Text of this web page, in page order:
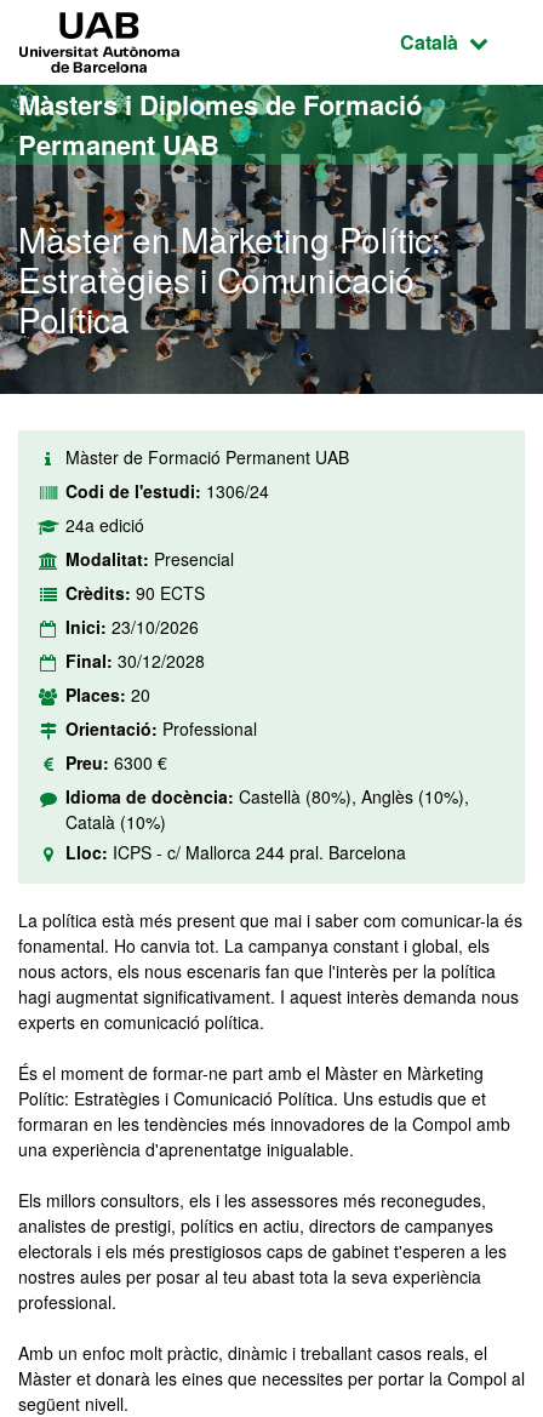
Ves al contingut principal
Ves a la navegació de la pàgina
Idioma
Català
Màsters i Diplomes de Formació
Permanent UAB
Màster en Màrketing Polític:
Estratègies i Comunicació
Política
Màster de Formació Permanent UAB
Codi de l'estudi: 1306/24
24a edició
Modalitat: Presencial
Crèdits: 90 ECTS
Inici: 23/10/2026
Final: 30/12/2028
Places: 20
Orientació: Professional
Preu: 6300 €
Idioma de docència: Castellà (80%), Anglès (10%),
Català (10%)
Lloc: ICPS - c/ Mallorca 244 pral. Barcelona
La política està més present que mai i saber com comunicar-la és
fonamental. Ho canvia tot. La campanya constant i global, els
nous actors, els nous escenaris fan que l'interès per la política
hagi augmentat significativament. I aquest interès demanda nous
experts en comunicació política.
És el moment de formar-ne part amb el Màster en Màrketing
Polític: Estratègies i Comunicació Política. Uns estudis que et
formaran en les tendències més innovadores de la Compol amb
una experiència d'aprenentatge inigualable.
Els millors consultors, els i les assessores més reconegudes,
analistes de prestigi, polítics en actiu, directors de campanyes
electorals i els més prestigiosos caps de gabinet t'esperen a les
nostres aules per posar al teu abast tota la seva experiència
professional.
Amb un enfoc molt pràctic, dinàmic i treballant casos reals, el
Màster et donarà les eines que necessites per portar la Compol al
següent nivell.